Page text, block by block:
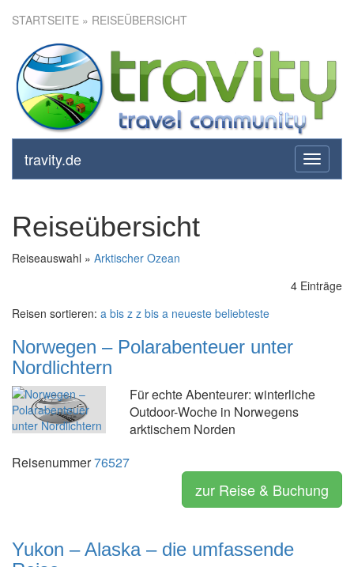
STARTSEITE » REISEÜBERSICHT
toggle
travity.de
Reiseübersicht
Reiseauswahl » Arktischer Ozean
4 Einträge
Reisen sortieren: a bis z z bis a neueste beliebteste
Norwegen – Polarabenteuer unter
Nordlichtern
Für echte Abenteurer: winterliche
Outdoor-Woche in Norwegens
arktischem Norden
Reisenummer76527
zur Reise & Buchung
Yukon – Alaska – die umfassende